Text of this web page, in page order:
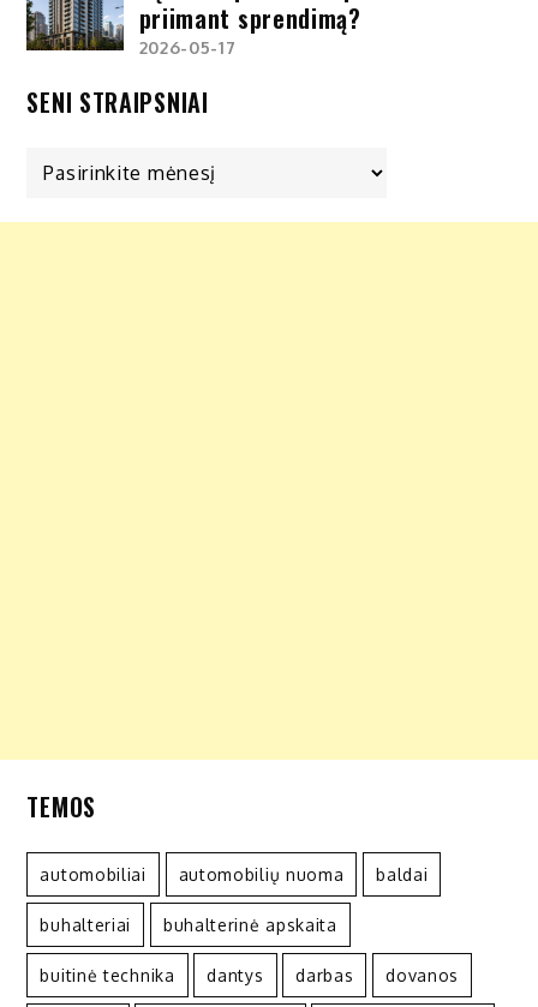
priimant sprendimą?
2026-05-17
SENI STRAIPSNIAI
TEMOS
automobiliai automobilių nuoma baldai
buhalteriai buhalterinė apskaita
buitinė technika dantys darbas dovanos